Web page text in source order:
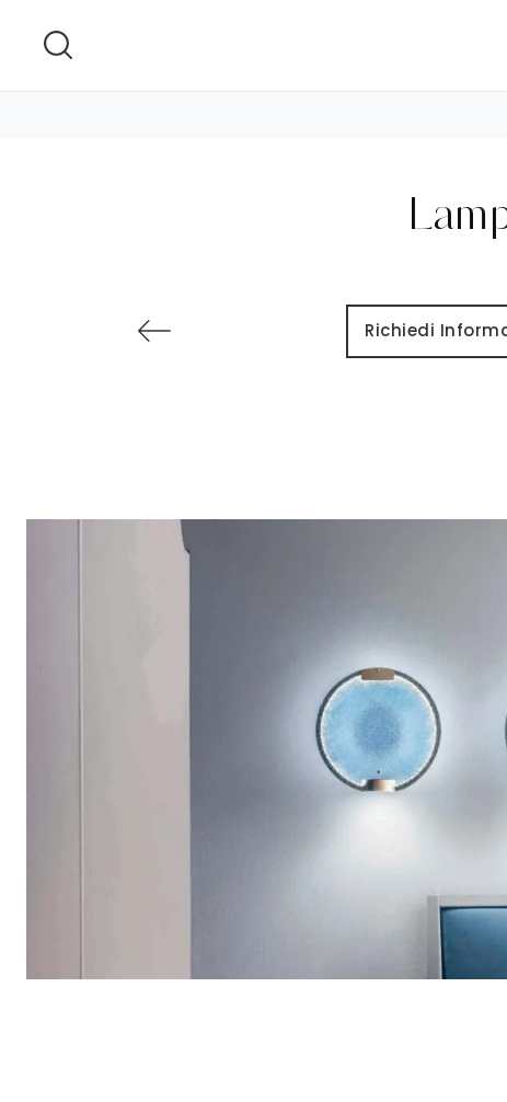
Richiedi